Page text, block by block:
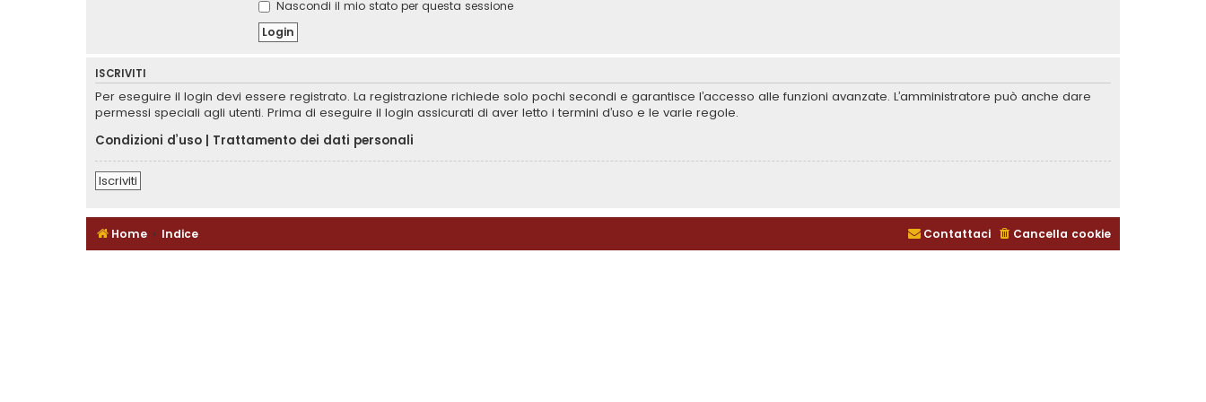
Nascondi il mio stato per questa sessione
ISCRIVITI
Per eseguire il login devi essere registrato. La registrazione richiede solo pochi secondi e garantisce l’accesso alle funzioni avanzate. L’amministratore può anche dare
permessi speciali agli utenti. Prima di eseguire il login assicurati di aver letto i termini d’uso e le varie regole.
Condizioni d’uso
Trattamento dei dati personali
Iscriviti
Home Indice Cancella cookie
Contattaci